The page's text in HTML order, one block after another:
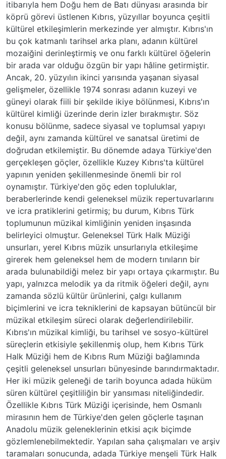
itibarıyla hem Doğu hem de Batı dünyası arasında bir
köprü görevi üstlenen Kıbrıs, yüzyıllar boyunca çeşitli
kültürel etkileşimlerin merkezinde yer almıştır. Kıbrıs'ın
bu çok katmanlı tarihsel arka planı, adanın kültürel
mozaiğini derinleştirmiş ve onu farklı kültürel öğelerin
bir arada var olduğu özgün bir yapı hâline getirmiştir.
Ancak, 20. yüzyılın ikinci yarısında yaşanan siyasal
gelişmeler, özellikle 1974 sonrası adanın kuzeyi ve
güneyi olarak fiili bir şekilde ikiye bölünmesi, Kıbrıs'ın
kültürel kimliği üzerinde derin izler bırakmıştır. Söz
konusu bölünme, sadece siyasal ve toplumsal yapıyı
değil, aynı zamanda kültürel ve sanatsal üretimi de
doğrudan etkilemiştir. Bu dönemde adaya Türkiye'den
gerçekleşen göçler, özellikle Kuzey Kıbrıs'ta kültürel
yapının yeniden şekillenmesinde önemli bir rol
oynamıştır. Türkiye'den göç eden topluluklar,
beraberlerinde kendi geleneksel müzik repertuvarlarını
ve icra pratiklerini getirmiş; bu durum, Kıbrıs Türk
toplumunun müzikal kimliğinin yeniden inşasında
belirleyici olmuştur. Geleneksel Türk Halk Müziği
unsurları, yerel Kıbrıs müzik unsurlarıyla etkileşime
girerek hem geleneksel hem de modern tınıların bir
arada bulunabildiği melez bir yapı ortaya çıkarmıştır. Bu
yapı, yalnızca melodik ya da ritmik öğeleri değil, aynı
zamanda sözlü kültür ürünlerini, çalgı kullanım
biçimlerini ve icra tekniklerini de kapsayan bütüncül bir
müzikal etkileşim süreci olarak değerlendirilebilir.
Kıbrıs'ın müzikal kimliği, bu tarihsel ve sosyo-kültürel
süreçlerin etkisiyle şekillenmiş olup, hem Kıbrıs Türk
Halk Müziği hem de Kıbrıs Rum Müziği bağlamında
çeşitli geleneksel unsurları bünyesinde barındırmaktadır.
Her iki müzik geleneği de tarih boyunca adada hüküm
süren kültürel çeşitliliğin bir yansıması niteliğindedir.
Özellikle Kıbrıs Türk Müziği içerisinde, hem Osmanlı
mirasının hem de Türkiye'den gelen göçlerle taşınan
Anadolu müzik geleneklerinin etkisi açık biçimde
gözlemlenebilmektedir. Yapılan saha çalışmaları ve arşiv
taramaları sonucunda, adada Türkiye menşeli Türk Halk